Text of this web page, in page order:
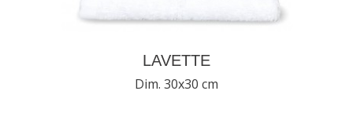
LAVETTE
Dim. 30x30 cm